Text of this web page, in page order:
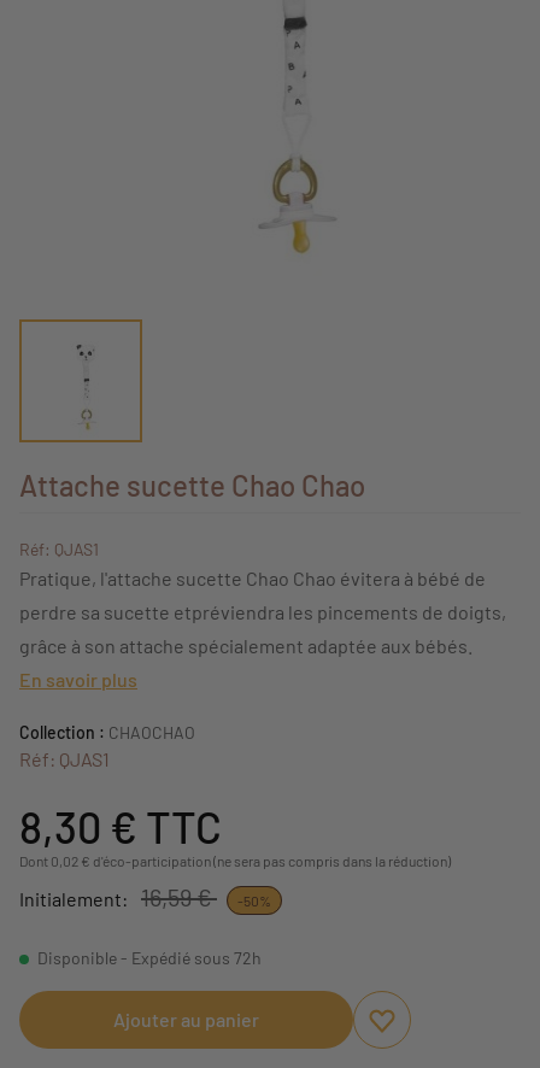
Attache sucette Chao Chao
Réf: QJAS1
Pratique, l'attache sucette Chao Chao évitera à bébé de
perdre sa sucette etpréviendra les pincements de doigts,
grâce à son attache spécialement adaptée aux bébés.
En savoir plus
Collection : CHAOCHAO
Réf: QJAS1
8,30 € TTC
Dont 0,02 € d'éco-participation (ne sera pas compris dans la réduction)
Initialement: 16,59 € -50%
Disponible - Expédié sous 72h
Ajouter au panier
Ajouter aux favoris
Supprimer des